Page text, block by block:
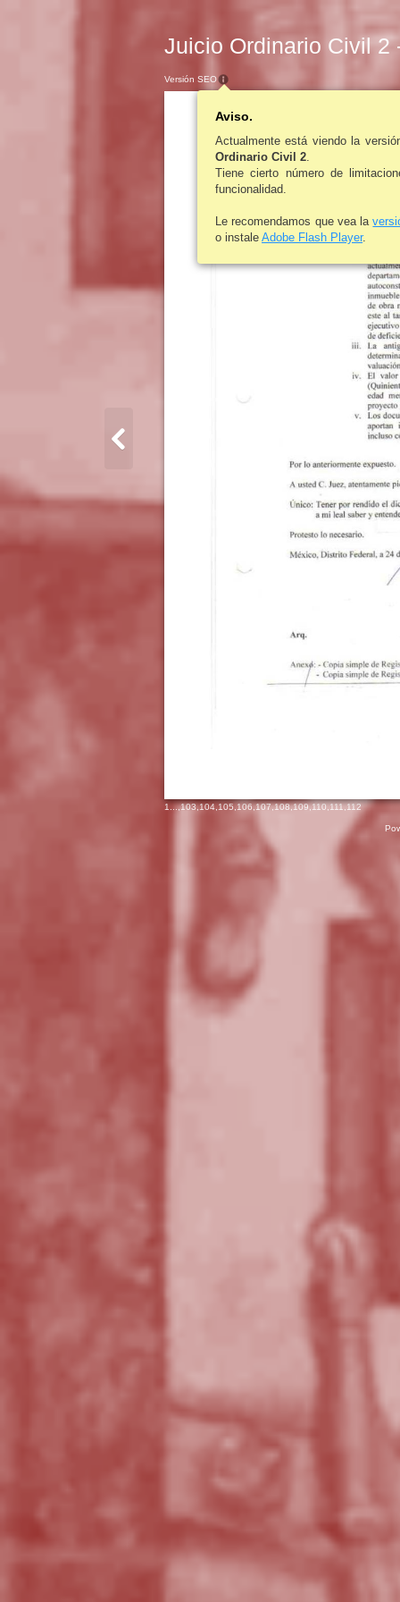
Juicio Ordinario Civil 2
Versión SEO
Aviso.
Actualmente está viendo la
Ordinario Civil 2
Tiene cierto número de
funcionalidad.
Le recomendamos que vea la
o instale Adobe Flash Player.
1 ...,103,104,105,106,107,108,109,110,111,112